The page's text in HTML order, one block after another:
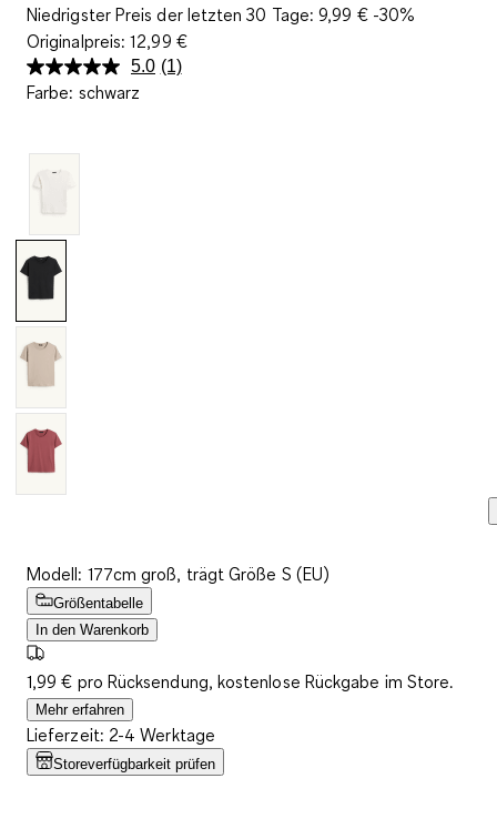
Niedrigster Preis der letzten 30 Tage:9,99 €-30%
Originalpreis:12,99 €
5.0 Bewertung
(1)
Farbe: schwarz
Modell: 177cm groß, trägt Größe S (EU)
Größentabelle
In den Warenkorb
1,99 € pro Rücksendung, kostenlose Rückgabe im Store.
Mehr erfahren
Lieferzeit: 2-4 Werktage
Storeverfügbarkeit prüfen